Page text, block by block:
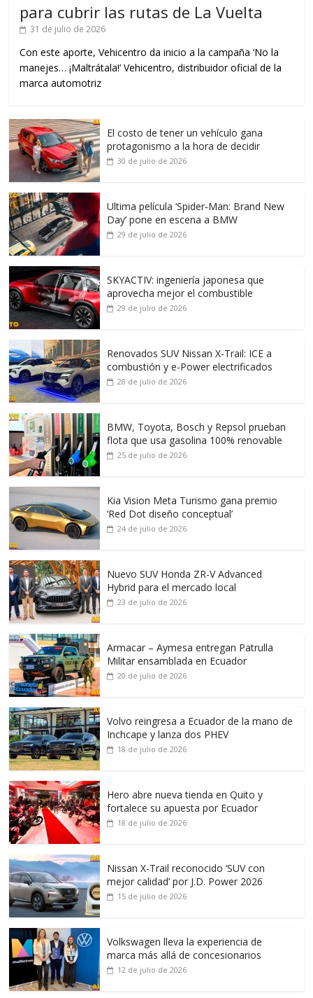
para cubrir las rutas de La Vuelta
31 de julio de 2026
Con este aporte, Vehicentro da inicio a la campaña ‘No la
manejes… ¡Maltrátala!’ Vehicentro, distribuidor oficial de la
marca automotriz
El costo de tener un vehículo gana
protagonismo a la hora de decidir
30 de julio de 2026
Ultima película ‘Spider‑Man: Brand New
Day’ pone en escena a BMW
29 de julio de 2026
SKYACTIV: ingeniería japonesa que
aprovecha mejor el combustible
29 de julio de 2026
Renovados SUV Nissan X-Trail: ICE a
combustión y e-Power electrificados
28 de julio de 2026
BMW, Toyota, Bosch y Repsol prueban
flota que usa gasolina 100% renovable
25 de julio de 2026
Kia Vision Meta Turismo gana premio
‘Red Dot diseño conceptual’
24 de julio de 2026
Nuevo SUV Honda ZR-V Advanced
Hybrid para el mercado local
23 de julio de 2026
Armacar – Aymesa entregan Patrulla
Militar ensamblada en Ecuador
20 de julio de 2026
Volvo reingresa a Ecuador de la mano de
Inchcape y lanza dos PHEV
18 de julio de 2026
Hero abre nueva tienda en Quito y
fortalece su apuesta por Ecuador
18 de julio de 2026
Nissan X-Trail reconocido ‘SUV con
mejor calidad’ por J.D. Power 2026
15 de julio de 2026
Volkswagen lleva la experiencia de
marca más allá de concesionarios
12 de julio de 2026